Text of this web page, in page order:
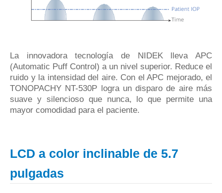
La innovadora tecnología de NIDEK lleva APC
(Automatic Puff Control) a un nivel superior. Reduce el
ruido y la intensidad del aire. Con el APC mejorado, el
TONOPACHY NT-530P logra un disparo de aire más
suave y silencioso que nunca, lo que permite una
mayor comodidad para el paciente.
LCD a color inclinable de 5.7
pulgadas